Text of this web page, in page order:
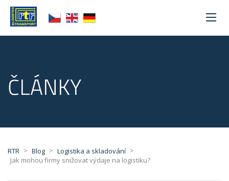
ČLÁNKY
RTR > Blog > Logistika a skladování >
Jak mohou firmy snižovat výdaje na logistiku?